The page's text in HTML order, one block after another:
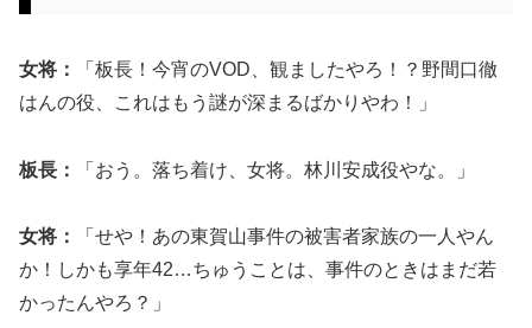
女将：
「板長！今宵のVOD、観ましたやろ！？野間口徹
はんの役、これはもう謎が深まるばかりやわ！」
板長： 「おう。落ち着け、女将。林川安成役やな。」
女将：
「せや！あの東賀山事件の被害者家族の一人やん
か！しかも享年42…ちゅうことは、事件のときはまだ若
かったんやろ？」